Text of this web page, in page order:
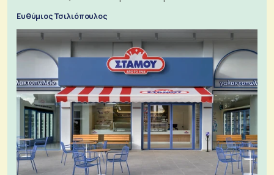
ξεχωριστό
Ευθύμιος Τσιλιόπουλος